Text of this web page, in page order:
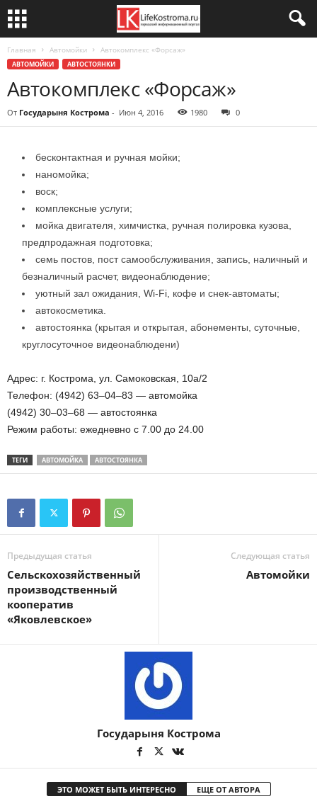
Главная Автомойки Автокомплекс «Форсаж»
АВТОМОЙКИ АВТОСТОЯНКИ
Автокомплекс «Форсаж»
От Государыня Кострома - Июн 4, 2016 1980 0
бесконтактная и ручная мойки;
наномойка;
воск;
комплексные услуги;
мойка двигателя, химчистка, ручная полировка кузова,
предпродажная подготовка;
семь постов, пост самообслуживания, запись, наличный и
безналичный расчет, видеонаблюдение;
уютный зал ожидания, Wi-Fi, кофе и снек-автоматы;
автокосметика.
автостоянка (крытая и открытая, абонементы, суточные,
круглосуточное видеонаблюдени)
Адрес: г. Кострома, ул. Самоковская, 10а/2
Телефон: (4942) 63–04–83 — автомойка
(4942) 30–03–68 — автостоянка
Режим работы: ежедневно с 7.00 до 24.00
ТЕГИ АВТОМОЙКА АВТОСТОЯНКА
Предыдущая статья
Сельскохозяйственный
производственный
кооператив
«Яковлевское»
Следующая статья
Автомойки
Государыня Кострома
ЭТО МОЖЕТ БЫТЬ ИНТЕРЕСНО ЕЩЕ ОТ АВТОРА